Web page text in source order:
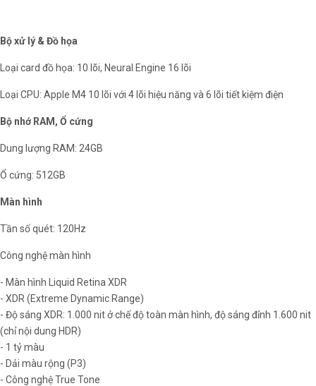
Bộ xử lý & Đồ họa
Loại card đồ họa: 10 lõi, Neural Engine 16 lõi
Loại CPU: Apple M4 10 lõi với 4 lõi hiệu năng và 6 lõi tiết kiệm điện
Bộ nhớ RAM, Ổ cứng
Dung lượng RAM: 24GB
Ổ cứng: 512GB
Màn hình
Tần số quét: 120Hz
Công nghệ màn hình
- Màn hình Liquid Retina XDR
- XDR (Extreme Dynamic Range)
- Độ sáng XDR: 1.000 nit ở chế độ toàn màn hình, độ sáng đỉnh 1.600 nit
(chỉ nội dung HDR)
- 1 tỷ màu
- Dải màu rộng (P3)
- Công nghệ True Tone